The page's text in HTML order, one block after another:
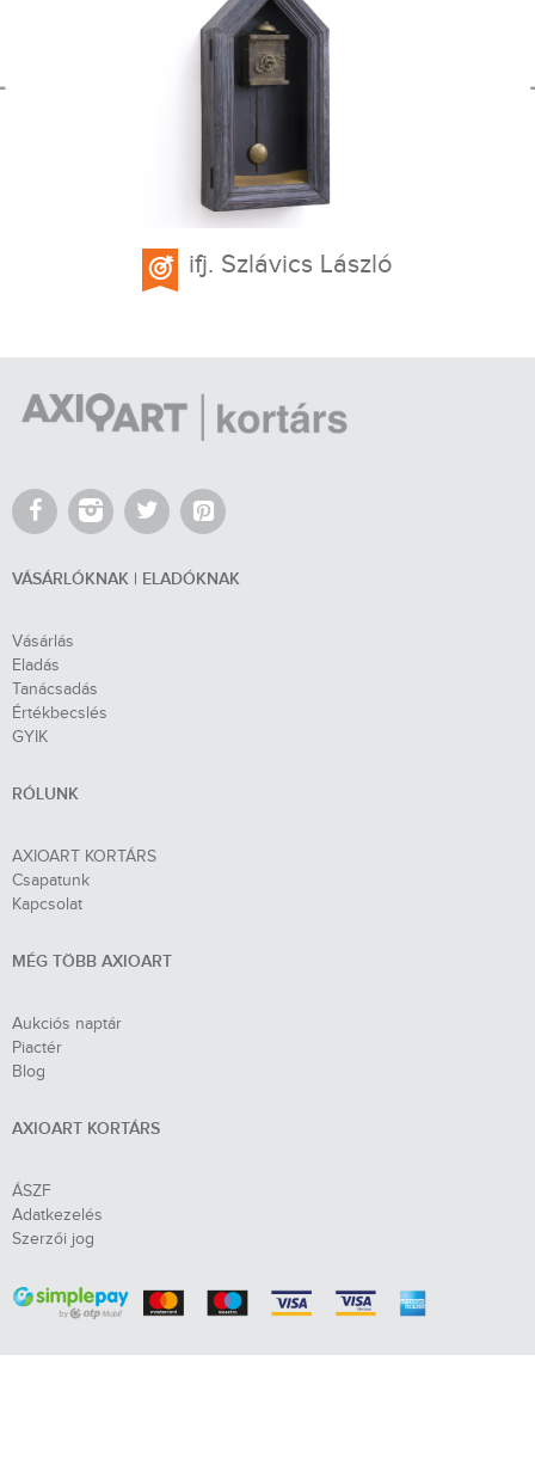
ifj. Szlávics László
VÁSÁRLÓKNAK | ELADÓKNAK
Vásárlás
Eladás
Tanácsadás
Értékbecslés
GYIK
RÓLUNK
AXIOART KORTÁRS
Csapatunk
Kapcsolat
MÉG TÖBB AXIOART
Aukciós naptár
Piactér
Blog
AXIOART KORTÁRS
ÁSZF
Adatkezelés
Szerzői jog